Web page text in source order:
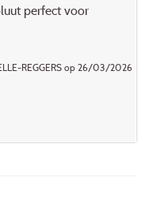
perfect voor
REGGERS op 26/03/2026